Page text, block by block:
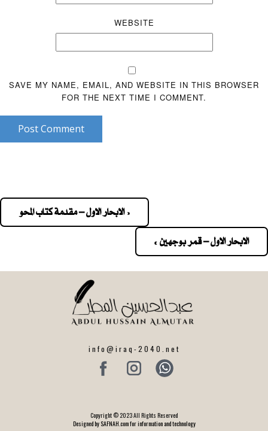
WEBSITE
SAVE MY NAME, EMAIL, AND WEBSITE IN THIS BROWSER
FOR THE NEXT TIME I COMMENT.
Post Comment
navigation
« الابحار الاول – مقدمة كتاب المحو
الابحار الاول – قمر بوجهين »
info@iraq-2040.net
Copyright © 2023 All Rights Reserved
Designed by SAFNAH.com for information and technology